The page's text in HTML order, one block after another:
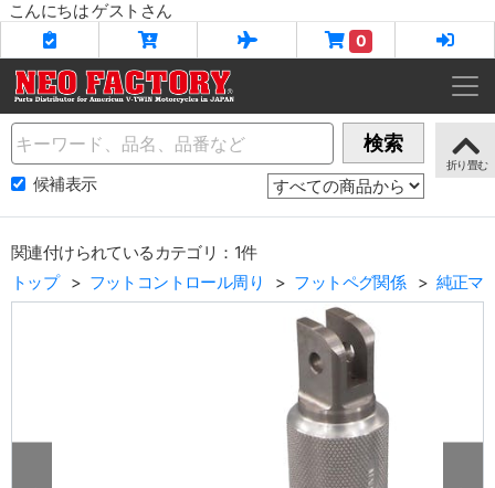
こんにちは ゲストさん
0
Name 検索
候補表示
関連付けられているカテゴリ：1件
トップ
フットコントロール周り フットペグ関係 純正マ